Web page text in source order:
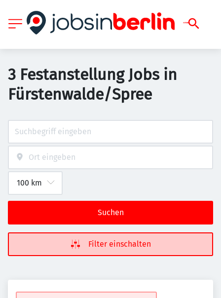
3 Festanstellung Jobs in
Fürstenwalde/Spree
Suchen
Filter einschalten